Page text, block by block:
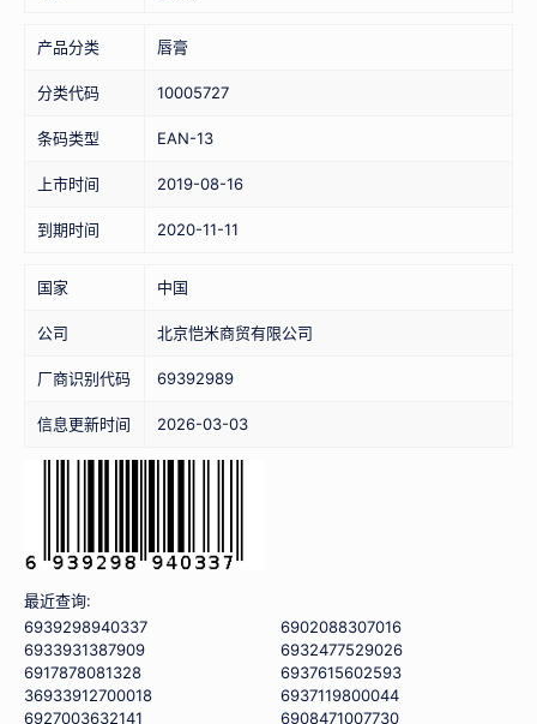
产品分类 唇膏
分类代码 10005727
条码类型 EAN-13
上市时间 2019-08-16
到期时间 2020-11-11
国家 中国
公司 北京恺米商贸有限公司
厂商识别代码 69392989
信息更新时间 2026-03-03
最近查询:
6939298940337
6902088307016
6933931387909
6932477529026
6917878081328
6937615602593
36933912700018
6937119800044
6927003632141
6908471007730